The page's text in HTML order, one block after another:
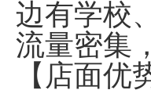
边有学校
流量密集
【店面优